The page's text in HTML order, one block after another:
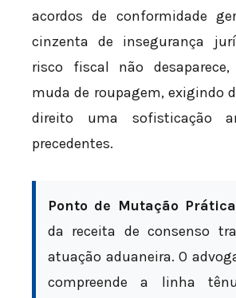
acordos de conformidade
cinzenta de insegurança
risco fiscal não
muda de roupagem, exigindo
direito uma sofisticação
precedentes.
Ponto de Mutação
da receita de consenso
atuação aduaneira. O
compreende a linha